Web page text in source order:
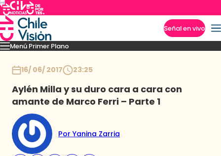
Señal en vivo
Menú Primer Plano
Capítulos Momentos Podcast Novedades
16/ 06/ 2017 23:25
Aylén Milla y su duro cara a cara con
amante de Marco Ferri – Parte 1
Por Yanina Zarria
Imperdibles